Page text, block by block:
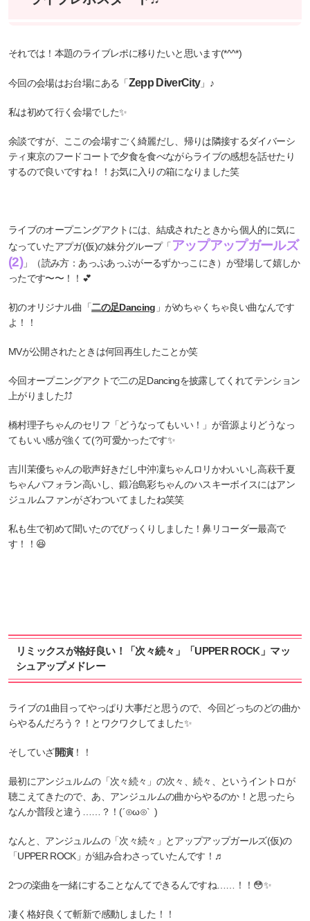
それでは！本題のライブレポに移りたいと思います(*^^*)
今回の会場はお台場にある「 Zepp DiverCity」♪
私は初めて行く会場でした✨
余談ですが、ここの会場すごく綺麗だし、帰りは隣接するダイバーシ
ティ東京のフードコートで夕食を食べながらライブの感想を話せたり
するので良いですね！！お気に入りの箱になりました笑
ライブのオープニングアクトには、結成されたときから個人的に気に
なっていたアプガ(仮)の妹分グループ「 アップアップガールズ
(2)」（読み方：あっぷあっぷがーるずかっこにき）が登場して嬉しか
ったです〜〜！！💕
初のオリジナル曲「二の足Dancing 」がめちゃくちゃ良い曲なんです
よ！！
MVが公開されたときは何回再生したことか笑
今回オープニングアクトで二の足Dancingを披露してくれてテンション
上がりました⤴︎⤴︎
橋村理子ちゃんのセリフ「どうなってもいい！」が音源よりどうなっ
てもいい感が強くて(?)可愛かったです✨
吉川茉優ちゃんの歌声好きだし中沖凜ちゃんロリかわいいし高萩千夏
ちゃんパフォラン高いし、鍛冶島彩ちゃんのハスキーボイスにはアン
ジュルムファンがざわついてましたね笑笑
私も生で初めて聞いたのでびっくりしました！鼻リコーダー最高で
す！！😆
リミックスが格好良い！「次々続々」「UPPER ROCK」マッ
シュアップメドレー
ライブの1曲目ってやっぱり大事だと思うので、今回どっちのどの曲か
らやるんだろう？！とワクワクしてました✨
そしていざ開演！！
最初にアンジュルムの「次々続々」の次々、続々、というイントロが
聴こえてきたので、あ、アンジュルムの曲からやるのか！と思ったら
なんか普段と違う……？！(´⊙ω⊙` )
なんと、アンジュルムの「次々続々」とアップアップガールズ(仮)の
「UPPER ROCK」が組み合わさっていたんです！♬
2つの楽曲を一緒にすることなんてできるんですね……！！😳✨
凄く格好良くて斬新で感動しました！！